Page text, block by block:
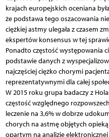
krajach europejskich oceniana
że podstawa tego oszacowania
ciężkiej astmy ulegała z czasem
ekspertów konsensus w tej
Ponadto częstość występowania
podstawie danych z
najczęściej ciężko chorymi
reprezentatywnymi dla całej
W 2015 roku grupa badaczy z
częstość względnego
leczenie na 3,6% w dobrze
chorych na astmę objętych
opartym na analizie